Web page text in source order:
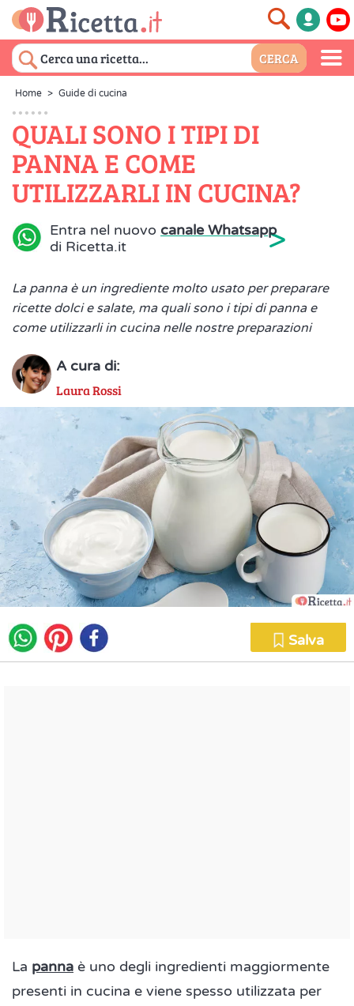
Home > Guide di cucina
QUALI SONO I TIPI DI
PANNA E COME
UTILIZZARLI IN CUCINA?
Entra nel nuovo canale Whatsapp
di Ricetta.it
>
La panna è un ingrediente molto usato per preparare
ricette dolci e salate, ma quali sono i tipi di panna e
come utilizzarli in cucina nelle nostre preparazioni
A cura di:
Laura Rossi
Salva
La panna è uno degli ingredienti maggiormente
presenti in cucina e viene spesso utilizzata per